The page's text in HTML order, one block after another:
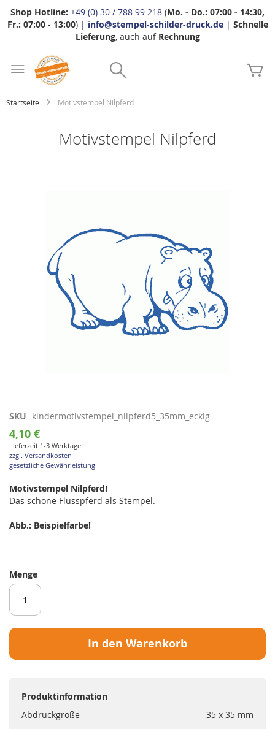
Shop Hotline: +49 (0) 30 / 788 99 218 (Mo. - Do.: 07:00 - 14:30,
Fr.: 07:00 - 13:00) | info@stempel-schilder-druck.de| Schnelle
Lieferung, auch auf Rechnung
Startseite Motivstempel Nilpferd
Motivstempel Nilpferd
Zum
Anfang
der
Bildgalerie
springen
SKU kindermotivstempel_nilpferd5_35mm_eckig
4,10 €
Lieferzeit 1-3 Werktage
zzgl. Versandkosten
gesetzliche Gewährleistung
Motivstempel Nilpferd!
Das schöne Flusspferd als Stempel.
Abb.: Beispielfarbe!
Menge
In den Warenkorb
Produktinformation
Abdruckgröße
35 x 35 mm